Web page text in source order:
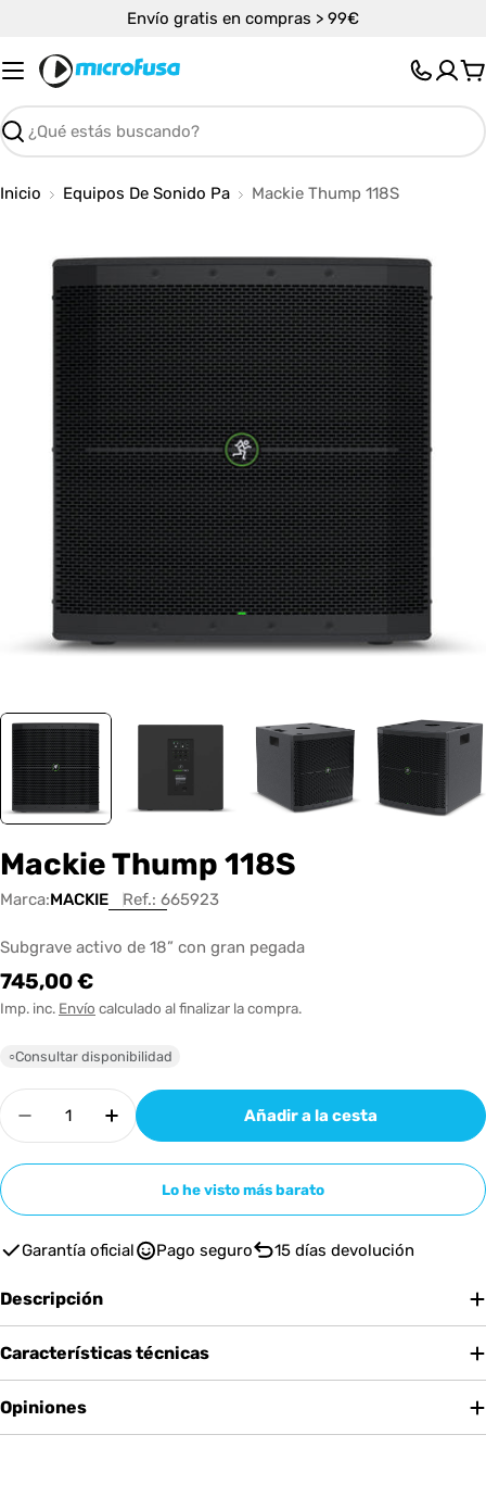
contenido
Envío gratis en compras > 99€
Buscar
Inicio Equipos De Sonido Pa Mackie Thump 118S
medios 0 en modal
Mackie Thump 118S
Marca:MACKIE Ref.: 665923
Subgrave activo de 18” con gran pegada
Precio
habitual
745,00 €
Imp. inc. Envío calculado al finalizar la compra.
○Consultar disponibilidad
Cantidad
Disminuir cantidad para Mackie Thump 118S
Aumentar cantidad para Mackie
Añadir a la cesta
Lo he visto más barato
Garantía oficial Pago seguro 15 días devolución
Descripción
Características técnicas
Opiniones